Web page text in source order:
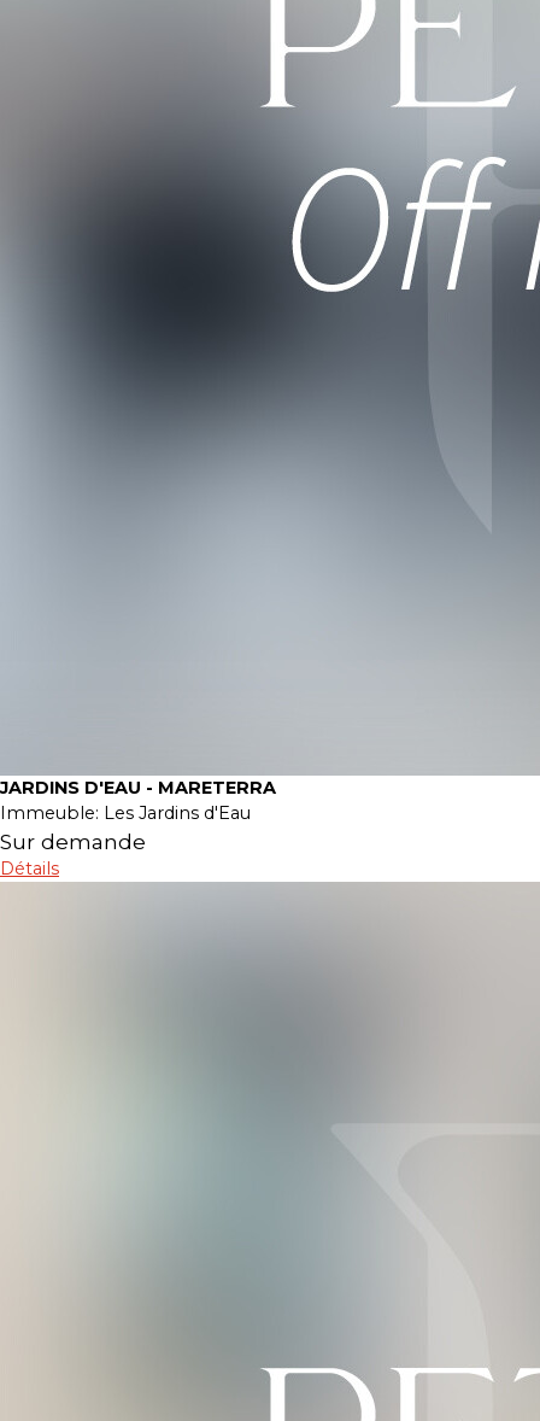
JARDINS D'EAU - MARETERRA
Immeuble: Les Jardins d'Eau
Sur demande
Détails